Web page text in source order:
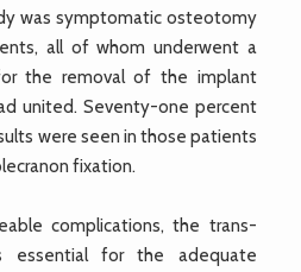
was symptomatic osteotomy
all of whom underwent a
the removal of the implant
united. Seventy-one percent
were seen in those patients
fixation.
complications, the trans-
essential for the adequate